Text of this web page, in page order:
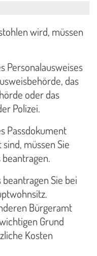
wird, müssen
Personalausweises
das
oder das
Polizei.
Passdokument
müssen Sie
Sie bei
Bürgeramt
Grund
Kosten